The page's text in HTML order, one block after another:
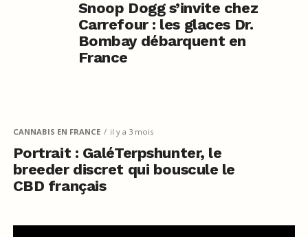
Snoop Dogg s’invite chez
Carrefour : les glaces Dr.
Bombay débarquent en
France
CANNABIS EN FRANCE il y a 3 mois
Portrait : GaléTerpshunter, le
breeder discret qui bouscule le
CBD français